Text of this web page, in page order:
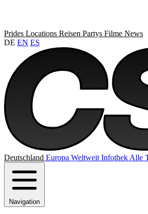
Prides Locations Reisen Partys Filme News
DE EN ES
Deutschland Europa Weltweit Infothek Alle
Navigation